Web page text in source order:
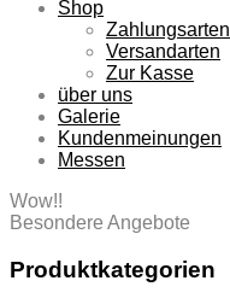
Shop
Zahlungsarten
Versandarten
Zur Kasse
über uns
Galerie
Kundenmeinungen
Messen
Wow!!
Besondere Angebote
Produktkategorien